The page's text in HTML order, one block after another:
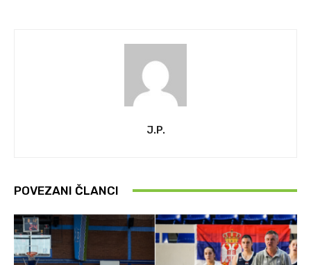
J.P.
POVEZANI ČLANCI